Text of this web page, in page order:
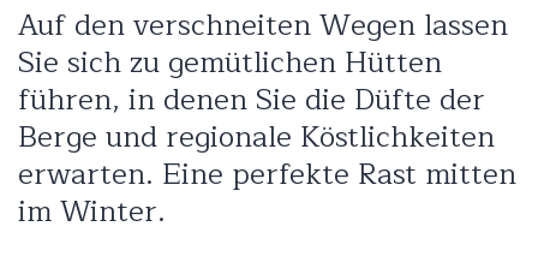
Auf den verschneiten Wegen lassen
Sie sich zu gemütlichen Hütten
führen, in denen Sie die Düfte der
Berge und regionale Köstlichkeiten
erwarten. Eine perfekte Rast mitten
im Winter.